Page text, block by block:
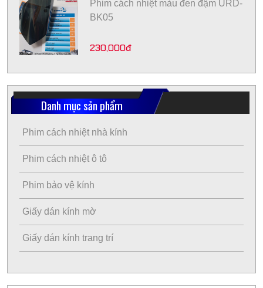
Phim cách nhiệt màu đen đậm URD-
BK05
230,000đ
Danh mục sản phẩm
Phim cách nhiệt nhà kính
Phim cách nhiệt ô tô
Phim bảo vệ kính
Giấy dán kính mờ
Giấy dán kính trang trí